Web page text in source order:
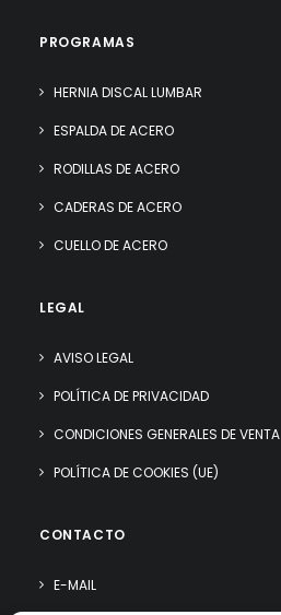
PROGRAMAS
HERNIA DISCAL LUMBAR
ESPALDA DE ACERO
RODILLAS DE ACERO
CADERAS DE ACERO
CUELLO DE ACERO
LEGAL
AVISO LEGAL
POLÍTICA DE PRIVACIDAD
CONDICIONES GENERALES DE VENTA
POLÍTICA DE COOKIES (UE)
CONTACTO
E-MAIL